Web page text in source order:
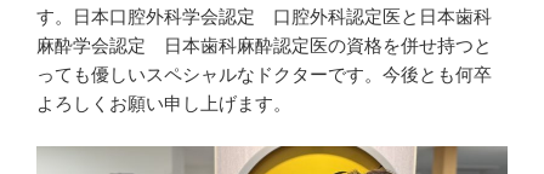
す。日本口腔外科学会認定 口腔外科認定医と日本歯科
麻酔学会認定 日本歯科麻酔認定医の資格を併せ持つと
っても優しいスペシャルなドクターです。今後とも何卒
よろしくお願い申し上げます。